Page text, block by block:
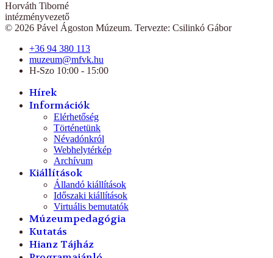
Horváth Tiborné
intézményvezető
© 2026 Pável Ágoston Múzeum. Tervezte: Csilinkó Gábor
+36 94 380 113
muzeum@mfvk.hu
H-Szo 10:00 - 15:00
Hírek
Információk
Elérhetőség
Történetünk
Névadónkról
Webhelytérkép
Archívum
Kiállítások
Állandó kiállítások
Időszaki kiállítások
Virtuális bemutatók
Múzeumpedagógia
Kutatás
Hianz Tájház